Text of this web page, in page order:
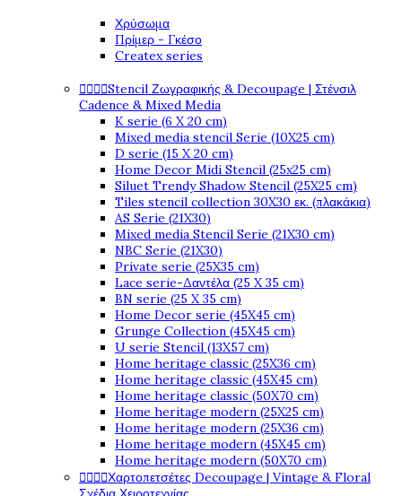
Χρύσωμα
Πρίμερ - Γκέσο
Createx series
Stencil Ζωγραφικής & Decoupage | Στένσιλ
Cadence & Mixed Media
K serie (6 X 20 cm)
Mixed media stencil Serie (10X25 cm)
D serie (15 X 20 cm)
Home Decor Midi Stencil (25x25 cm)
Siluet Trendy Shadow Stencil (25X25 cm)
Tiles stencil collection 30X30 εκ. (πλακάκια)
AS Serie (21X30)
Mixed media Stencil Serie (21X30 cm)
NBC Serie (21X30)
Private serie (25X35 cm)
Lace serie-Δαντέλα (25 X 35 cm)
BN serie (25 X 35 cm)
Home Decor serie (45X45 cm)
Grunge Collection (45X45 cm)
U serie Stencil (13X57 cm)
Home heritage classic (25X36 cm)
Home heritage classic (45X45 cm)
Home heritage classic (50X70 cm)
Home heritage modern (25X25 cm)
Home heritage modern (25X36 cm)
Home heritage modern (45X45 cm)
Home heritage modern (50X70 cm)
Χαρτοπετσέτες Decoupage | Vintage & Floral